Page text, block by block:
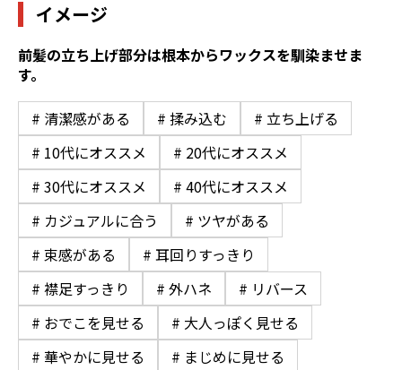
イメージ
前髪の立ち上げ部分は根本からワックスを馴染ませま
す。
# 清潔感がある # 揉み込む
# 立ち上げる
# 10代にオススメ
# 20代にオススメ
# 30代にオススメ
# 40代にオススメ
# カジュアルに合う
# ツヤがある
# 束感がある
# 耳回りすっきり
# 襟足すっきり
# 外ハネ
# リバース
# おでこを見せる
# 大人っぽく見せる
# 華やかに見せる
# まじめに見せる